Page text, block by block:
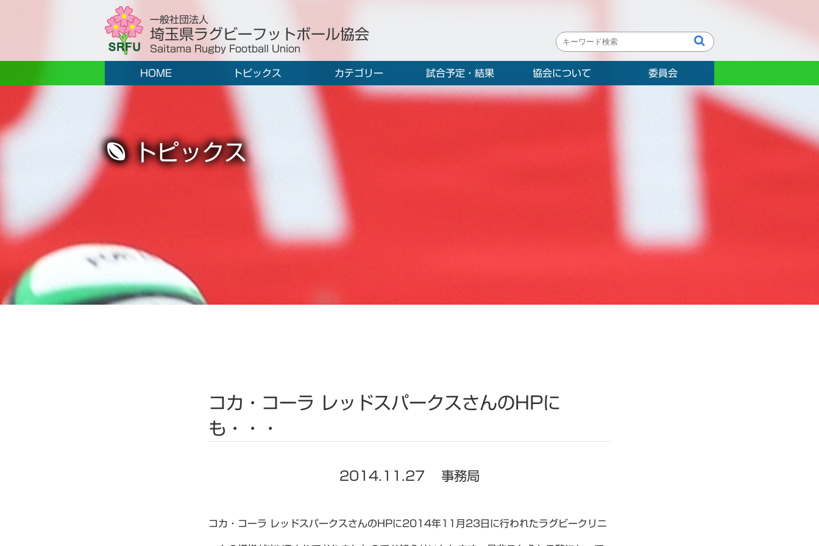
一般社団法人
埼玉県ラグビーフットボール協会
Saitama Rugby Football Union
HOME トピックス カテゴリー 試合予定・結果 協会について 委員会
トピックス
コカ・コーラ レッドスパークスさんのHPに
も・・・
2014.11.27 事務局
コカ・コーラ レッドスパークスさんのHPに2014年11月23日に行われたラグビークリニ